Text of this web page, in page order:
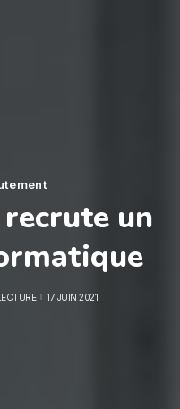
un
17 JUIN 2021